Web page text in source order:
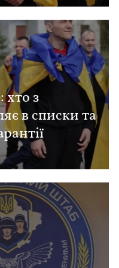
хто з
в списки та